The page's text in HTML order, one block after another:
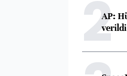
2
AP:
verildi